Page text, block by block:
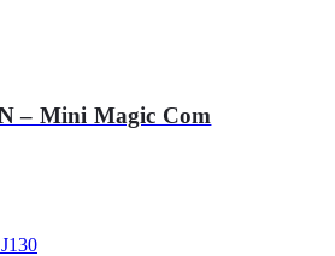
– Mini Magic Com